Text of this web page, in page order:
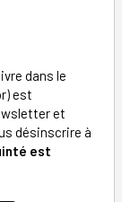
dans le
est
et
désinscrire à
est